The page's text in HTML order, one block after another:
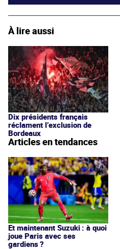
À lire aussi
Dix présidents français
réclament l’exclusion de
Bordeaux
Articles en tendances
Et maintenant Suzuki : à quoi
joue Paris avec ses
gardiens ?